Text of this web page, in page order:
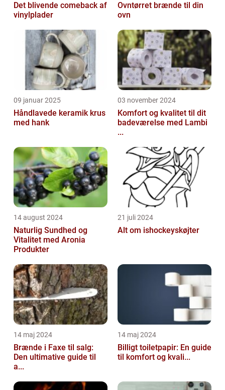
Det blivende comeback af
vinylplader
Ovntørret brænde til din
ovn
09 januar 2025
Håndlavede keramik krus
med hank
03 november 2024
Komfort og kvalitet til dit
badeværelse med Lambi
...
14 august 2024
Naturlig Sundhed og
Vitalitet med Aronia
Produkter
21 juli 2024
Alt om ishockeyskøjter
14 maj 2024
Brænde i Faxe til salg:
Den ultimative guide til
a...
14 maj 2024
Billigt toiletpapir: En guide
til komfort og kvali...